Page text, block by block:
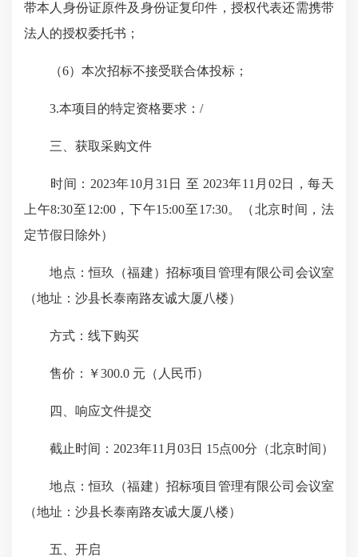
带本人身份证原件及身份证复印件，授权代表还需携带
法人的授权委托书；
（6）本次招标不接受联合体投标；
3.本项目的特定资格要求：/
三、获取采购文件
时间：2023年10月31日 至 2023年11月02日，每天
上午8:30至12:00，下午15:00至17:30。（北京时间，法
定节假日除外）
地点：恒玖（福建）招标项目管理有限公司会议室
（地址：沙县长泰南路友诚大厦八楼）
方式：线下购买
售价：￥300.0 元（人民币）
四、响应文件提交
截止时间：2023年11月03日 15点00分（北京时间）
地点：恒玖（福建）招标项目管理有限公司会议室
（地址：沙县长泰南路友诚大厦八楼）
五、开启